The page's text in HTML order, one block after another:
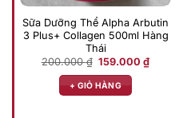
Sữa Dưỡng Thể Alpha Arbutin
3 Plus+ Collagen 500ml Hàng
Thái
200.000₫ Giá
là:
200.000 ₫.
159.000₫Giá
+ GIỎ HÀNG